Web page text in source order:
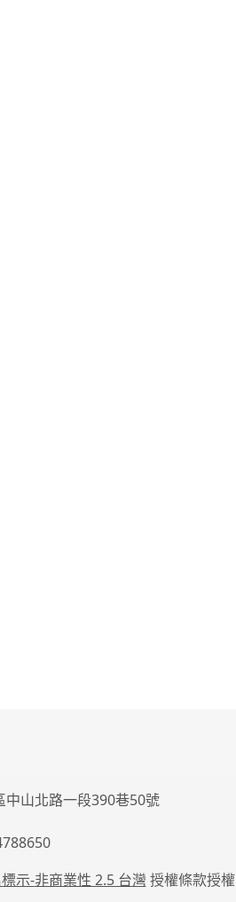
山北路一段390巷50號
示-非商業性 2.5 台灣 授權條款授權